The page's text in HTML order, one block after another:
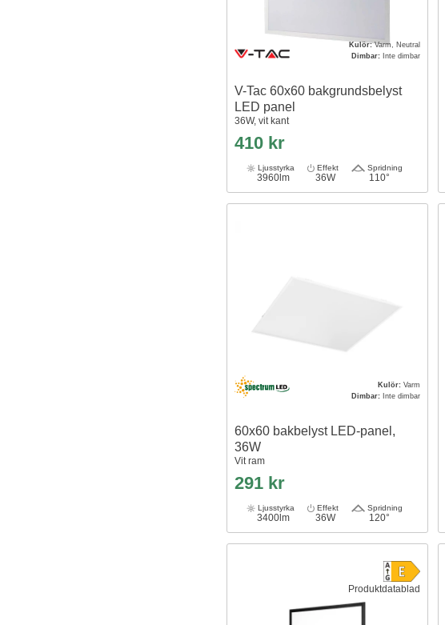
Kulör:Varm, Neutral
Dimbar:Inte dimbar
V-Tac 60x60 bakgrundsbelyst
LED panel
36W, vit kant
410 kr
Ljusstyrka
3960lm
Effekt
36W
Spridning
110°
Kulör:Varm
Dimbar:Inte dimbar
60x60 bakbelyst LED-panel,
36W
Vit ram
291 kr
Ljusstyrka
3400lm
Effekt
36W
Spridning
120°
Produktdatablad